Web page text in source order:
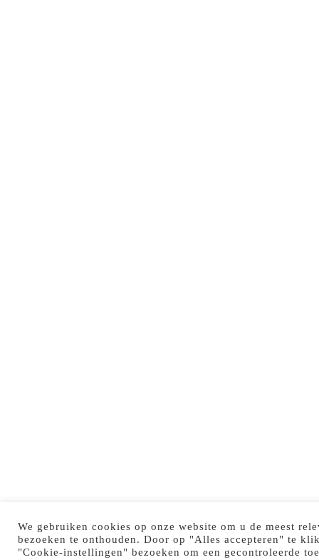
We gebruiken cookies op onze website om u de meest
bezoeken te onthouden. Door op "Alles accepteren" te
"Cookie-instellingen" bezoeken om een gecontroleerde